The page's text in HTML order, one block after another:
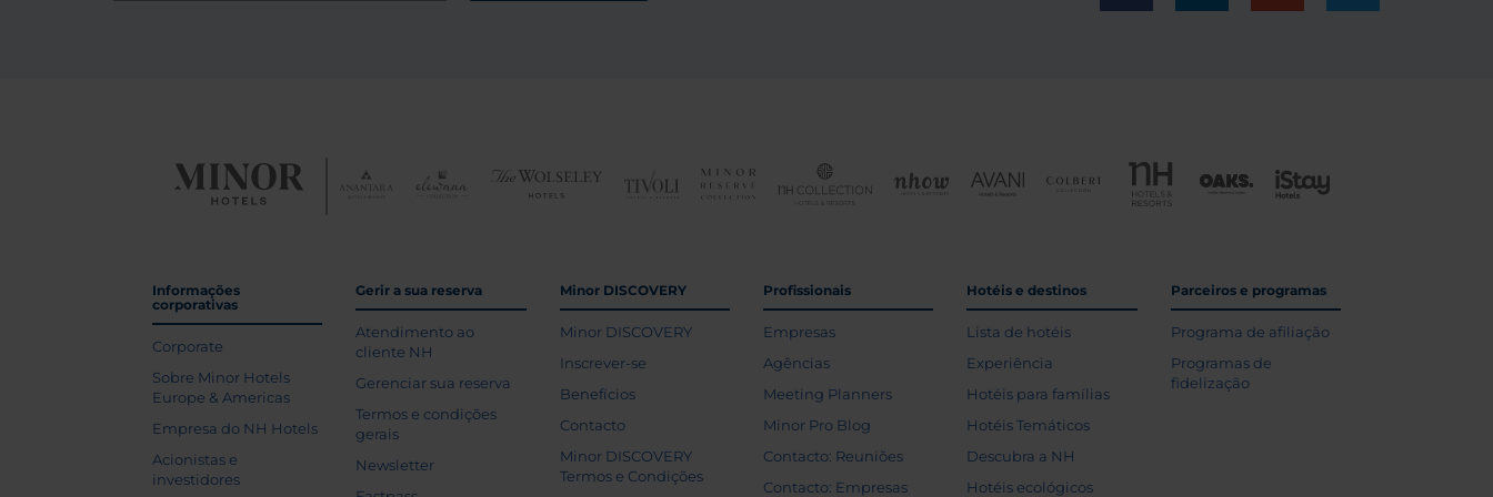
Informações
corporativas
Corporate
Sobre Minor Hotels
Europe & Americas
Empresa do NH Hotels
Acionistas e
investidores
Gerir a sua reserva
Atendimento ao
cliente NH
Gerenciar sua reserva
Termos e condições
gerais
Newsletter
Minor DISCOVERY
Minor DISCOVERY
Inscrever-se
Benefícios
Contacto
Minor DISCOVERY
Termos e Condições
Profissionais
Empresas
Agências
Meeting Planners
Minor Pro Blog
Contacto: Reuniões
Contacto: Empresas
Hotéis e destinos
Lista de hotéis
Experiência
Hotéis para famílias
Hotéis Temáticos
Descubra a NH
Hotéis ecológicos
Parceiros e programas
Programa de afiliação
Programas de
fidelização